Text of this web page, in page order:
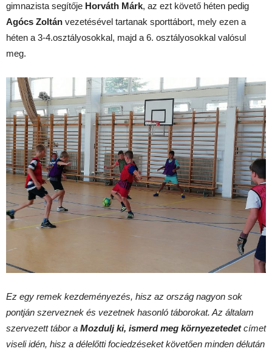
gimnazista segítője Horváth Márk, az ezt követő héten pedig
Agócs Zoltán vezetésével tartanak sporttábort, mely ezen a
héten a 3-4.osztályosokkal, majd a 6. osztályosokkal valósul
meg.
Ez egy remek kezdeményezés, hisz az ország nagyon sok
pontján szerveznek és vezetnek hasonló táborokat. Az általam
szervezett tábor a Mozdulj ki, ismerd meg környezetedetcímet
viseli idén, hisz a délelőtti fociedzéseket követően minden délután